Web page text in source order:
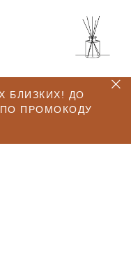
БЛИЗКИХ! ДО
ПРОМОКОДУ